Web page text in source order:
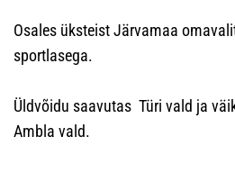
Osales üksteist Järvamaa
sportlasega.
Üldvõidu saavutas Türi vald ja
Ambla vald.